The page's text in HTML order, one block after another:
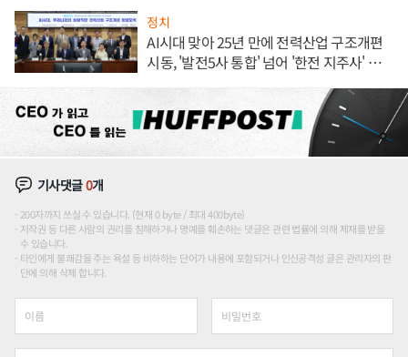
정치
AI시대 맞아 25년 만에 전력산업 구조개편
시동, '발전5사 통합' 넘어 '한전 지주사' 재편
기사댓글0개
200자까지 쓰실 수 있습니다. (현재 0 byte / 최대 400byte)
저작권 등 다른 사람의 권리를 침해하거나 명예를 훼손하는 댓글은 관련 법률에 의해 제재를 받을
수 있습니다.
타인에게 불쾌감을 주는 욕설 등 비하하는 단어가 내용에 포함되거나 인신공격성 글은 관리자의 판
단에 의해 삭제 합니다.